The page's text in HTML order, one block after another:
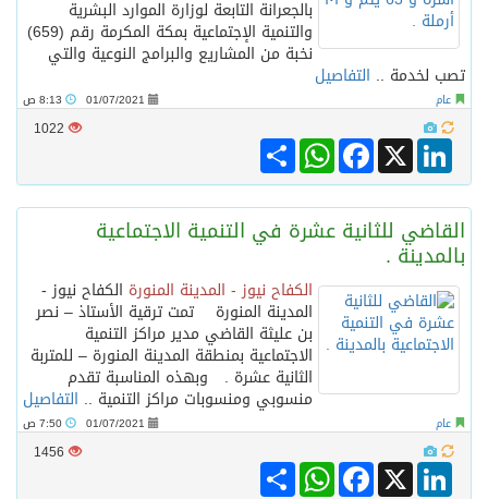
بالجعرانة التابعة لوزارة الموارد البشرية
والتنمية الإجتماعية بمكة المكرمة رقم (659)
نخبة من المشاريع والبرامج النوعية والتي
تصب لخدمة .. التفاصيل
عام 01/07/2021
1022
Share
WhatsAppFacebook X
LinkedIn
القاضي للثانية عشرة في التنمية الاجتماعية
بالمدينة .
الكفاح نيوز - المدينة المنورة الكفاح نيوز -
المدينة المنورة تمت ترقية الأستاذ – نصر
بن عليثة القاضي مدير مراكز التنمية
الاجتماعية بمنطقة المدينة المنورة – للمتربة
الثانية عشرة . وبهذه المناسبة تقدم
منسوبي ومنسوبات مراكز التنمية .. التفاصيل
عام 01/07/2021
1456
Share
WhatsAppFacebook X
LinkedIn